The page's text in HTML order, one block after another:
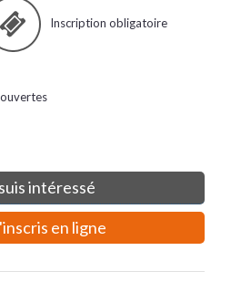
Inscription obligatoire
intéressé
en ligne